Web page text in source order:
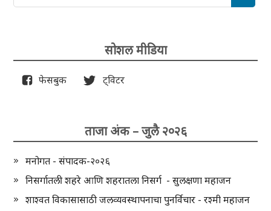
सोशल मीडिया
फेसबुक ट्विटर
ताजा अंक – जुलै २०२६
मनोगत - संपादक-२०२६
निसर्गातली शहरे आणि शहरातला निसर्ग - सुलक्षणा महाजन
शाश्वत विकासासाठी जलव्यवस्थापनाचा पुनर्विचार - रश्मी महाजन